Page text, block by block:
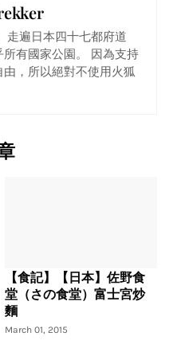
走遍日本四十七都府道
有國家公園。 因為支持
，所以絕對不使用火狐
【食記】【日本】佐野食
堂（さの食堂）富士宮炒
麵
March 01, 2015